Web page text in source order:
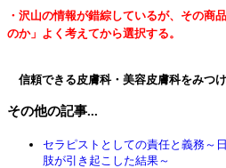
・沢山の情報が錯綜しているが、その商
のか」 よく考えてから選択する。
信頼できる皮膚科・美容皮膚科をみつ
その他の記事...
セラピストとしての責任と義務～
肢が引き起こした結果～